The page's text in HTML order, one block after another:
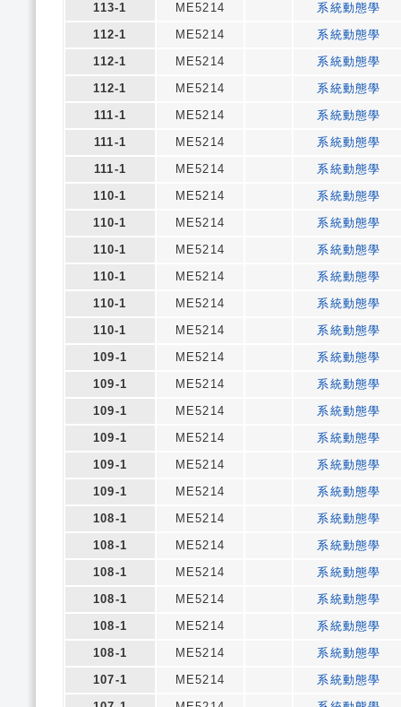
113-1
ME5214
系統動態學
112-1
ME5214
系統動態學
112-1
ME5214
系統動態學
112-1
ME5214
系統動態學
111-1
ME5214
系統動態學
111-1
ME5214
系統動態學
111-1
ME5214
系統動態學
110-1
ME5214
系統動態學
110-1
ME5214
系統動態學
110-1
ME5214
系統動態學
110-1
ME5214
系統動態學
110-1
ME5214
系統動態學
110-1
ME5214
系統動態學
109-1
ME5214
系統動態學
109-1
ME5214
系統動態學
109-1
ME5214
系統動態學
109-1
ME5214
系統動態學
109-1
ME5214
系統動態學
109-1
ME5214
系統動態學
108-1
ME5214
系統動態學
108-1
ME5214
系統動態學
108-1
ME5214
系統動態學
108-1
ME5214
系統動態學
108-1
ME5214
系統動態學
108-1
ME5214
系統動態學
107-1
ME5214
系統動態學